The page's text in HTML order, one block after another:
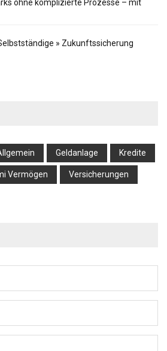
ohne komplizierte Prozesse – mit
» Zukunftssicherung
Geldanlage Kredite
Vermögen Versicherungen